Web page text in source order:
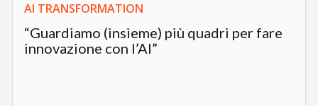
AI TRANSFORMATION
“Guardiamo (insieme) più quadri per fare
innovazione con l’AI”